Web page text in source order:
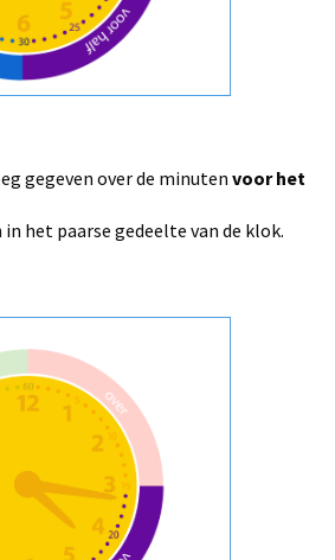
gegeven over de minuten voor het
het paarse gedeelte van de klok.